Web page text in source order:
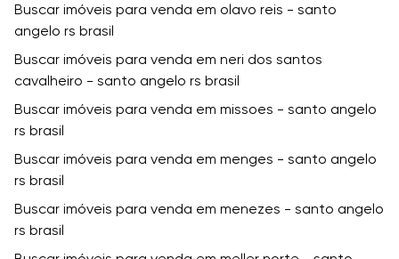
Buscar imóveis para venda em olavo reis - santo
angelo rs brasil
Buscar imóveis para venda em neri dos santos
cavalheiro - santo angelo rs brasil
Buscar imóveis para venda em missoes - santo angelo
rs brasil
Buscar imóveis para venda em menges - santo angelo
rs brasil
Buscar imóveis para venda em menezes - santo angelo
rs brasil